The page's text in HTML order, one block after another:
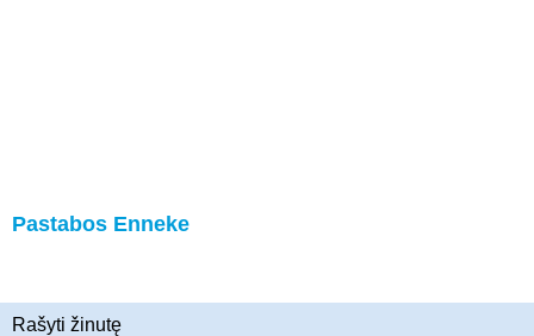
Pastabos Enneke
Rašyti žinutę